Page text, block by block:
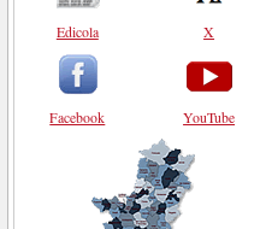
Edicola
Facebook
X
YouTube